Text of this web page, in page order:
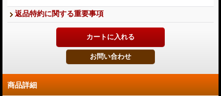
返品特約に関する重要事項
商品詳細